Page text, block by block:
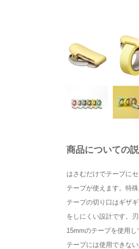
商品についての
はさむだけでテープに
テープが使えます。特
テープの切り口はギザ
をしにくい設計です。
15mmのテープを使用
テープには使用できな